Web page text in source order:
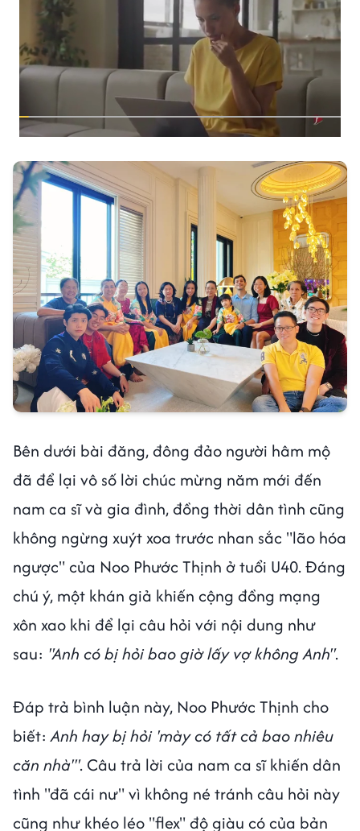
Bên dưới bài đăng, đông đảo người hâm mộ
đã để lại vô số lời chúc mừng năm mới đến
nam ca sĩ và gia đình, đồng thời dân tình cũng
không ngừng xuýt xoa trước nhan sắc "lão hóa
ngược" của Noo Phước Thịnh ở tuổi U40. Đáng
chú ý, một khán giả khiến cộng đồng mạng
xôn xao khi để lại câu hỏi với nội dung như
sau: "Anh có bị hỏi bao giờ lấy vợ không Anh".
Đáp trả bình luận này, Noo Phước Thịnh cho
biết:Anh hay bị hỏi 'mày có tất cả bao nhiêu
căn nhà'". Câu trả lời của nam ca sĩ khiến dân
tình "đã cái nư" vì không né tránh câu hỏi này
cũng như khéo léo "flex" độ giàu có của bản